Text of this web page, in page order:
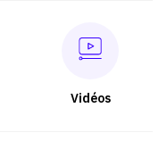
Vidéos